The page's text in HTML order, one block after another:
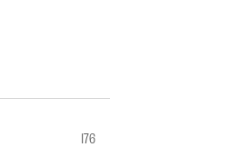
176